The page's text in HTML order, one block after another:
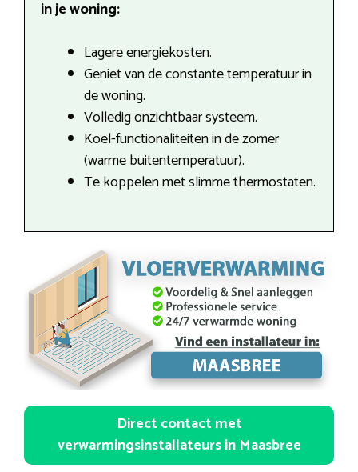
in je woning:
Lagere energiekosten.
Geniet van de constante temperatuur in
de woning.
Volledig onzichtbaar systeem.
Koel-functionaliteiten in de zomer
(warme buitentemperatuur).
Te koppelen met slimme thermostaten.
Direct contact met
verwarmingsinstallateurs in Maasbree